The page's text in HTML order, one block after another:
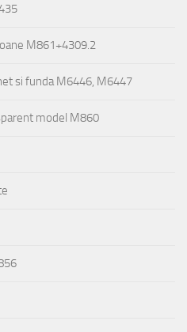
M861+4309.2
si funda M6446, M6447
model M860